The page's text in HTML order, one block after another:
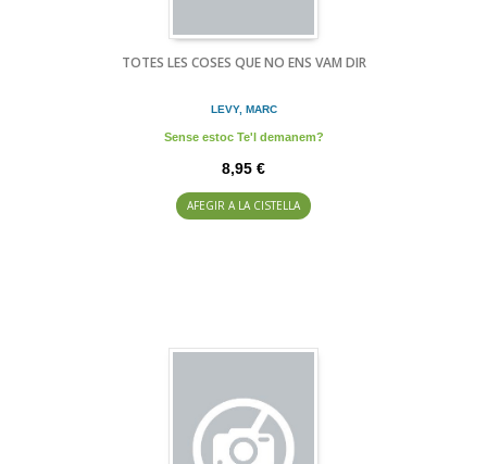
TOTES LES COSES QUE NO ENS VAM DIR
LEVY, MARC
Sense estoc Te'l demanem?
8,95 €
AFEGIR A LA CISTELLA